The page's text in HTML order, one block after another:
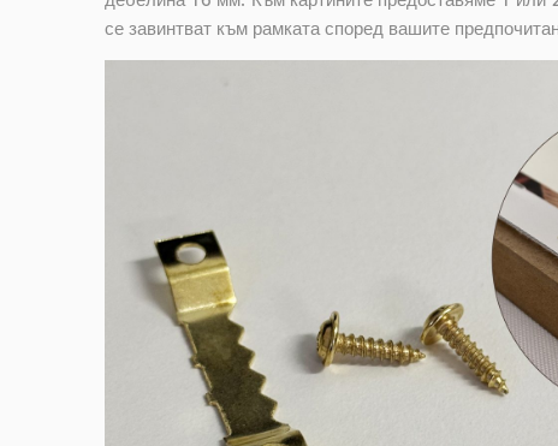
се завинтват към рамката според вашите